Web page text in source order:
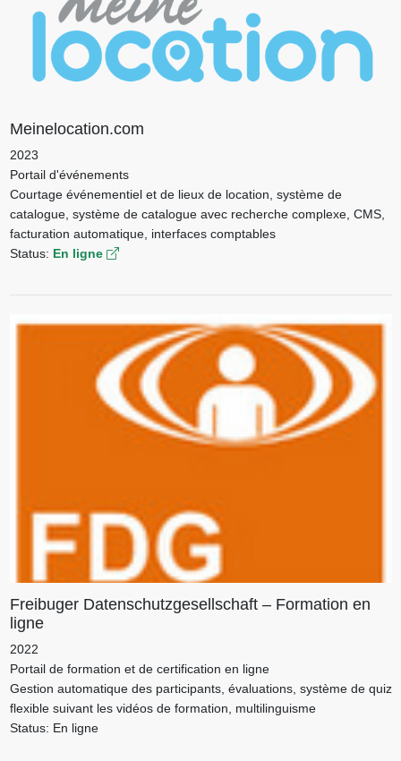
Meinelocation.com
2023
Portail d'événements
Courtage événementiel et de lieux de location, système de
catalogue, système de catalogue avec recherche complexe, CMS,
facturation automatique, interfaces comptables
Status: En ligne
Freibuger Datenschutzgesellschaft – Formation en
ligne
2022
Portail de formation et de certification en ligne
Gestion automatique des participants, évaluations, système de quiz
flexible suivant les vidéos de formation, multilinguisme
Status: En ligne